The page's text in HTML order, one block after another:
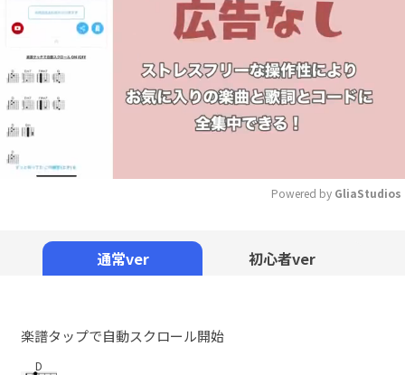
Powered by GliaStudios
通常ver 初心者ver
楽譜タップで自動スクロール開始
D